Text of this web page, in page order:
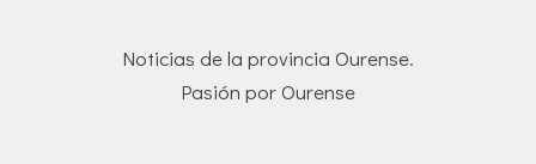
Noticias de la provincia Ourense.
Pasión por Ourense